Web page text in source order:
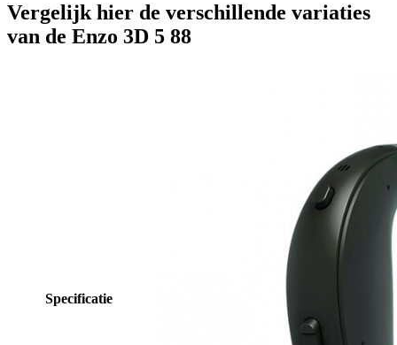
Vergelijk hier de verschillende variaties
van de Enzo 3D 5 88
Specificatie